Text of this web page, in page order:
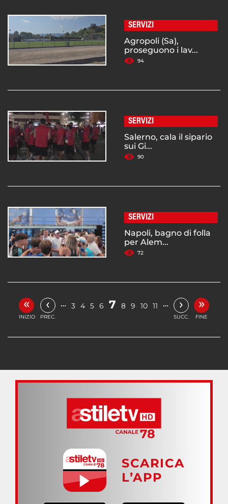
SERVIZI
Agropoli (Sa),
proseguono i lav...
94
SERVIZI
Salerno, cala il sipario
sui Gi...
90
SERVIZI
Napoli, bagno di folla
per Alem...
72
«
INIZIO
‹
PREC.
… 3 4 5 6 7 8 9 10 11 … ›
SUCC.
»
FINE
SCARICA
L’APP